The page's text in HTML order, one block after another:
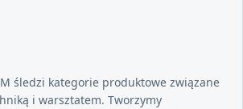
śledzi kategorie produktowe związane
i warsztatem. Tworzymy